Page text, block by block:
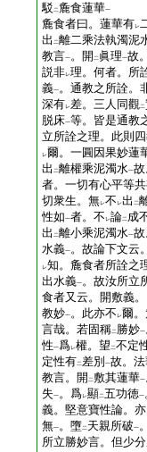
駁 二麁食蓮華一
麁食者曰。蓮華有レ
出 二離二乘法執濁泥
教言一。開 二 眞理一故
説非レ理。何者。所
義一。通教之所詮。
深有レ差。三人同觀二
脱床一等。皆是通教
立所詮之理。此則
レ爾。一圓因果妙蓮
出 二離權乘泥濁水一
者。一切有心平等
切衆生。無レ不 レ出 二
性如一者。不 レ論二 成
出 二離小乘泥濁水一
水義一。故論下文云
レ知。麁食者所詮之
出水義一。故汝所立
食者又云。開敷義
教妙一。此亦不 レ爾
言哉。若固稱二 勝妙一
性一爲レ權。望 二不定
定性有二差別 一故。
教言。開 二敷其蓮華一
失一。爲レ顯二五功徳一
義。堅意寶性論。
無一。墮二 天親所破一
所立勝妙言。但少